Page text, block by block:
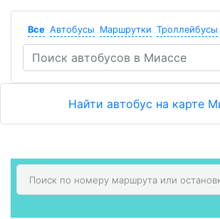
Все Автобусы Маршрутки Троллейбусы
Найти автобус на карте